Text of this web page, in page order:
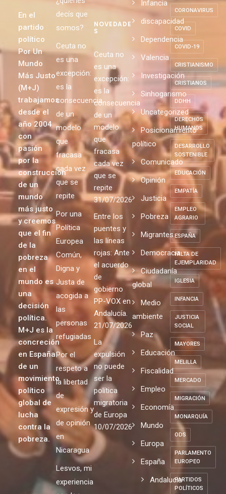
M+J
En el
partido
político
Por Un
Mundo
Más Justo
(M+J)
trabajamos
desde el
año 2004
con
pasión
por la
construcción
de un
mundo
más justo
y creemos
que el fin
de la
pobreza
mundo es
una
decisión
política.
M+J es la
concreción
en España
de un
movimiento
político
global de
lucha
pobreza.
vosotros,
¿quiénes
somos?
es una
consecuencia
de un
modelo
fracasa
cada vez
que se
repite
Por una
Política
Europea
Común,
Digna y
Justa de
acogida a
las
personas
refugiadas
Por el
respeto a
la libertad
de
expresión y
de opinión
Nicaragua
Lesvos, mi
S
Ceuta no
es una
excepción:
es la
consecuencia
de un
modelo
que
fracasa
cada vez
que se
repite
31/07/2026
Entre los
puentes y
las líneas
rojas: Ante
el acuerdo
de
gobierno
PP-VOX en
Andalucía.
21/07/2026
La
expulsión
no puede
ser la
política
migratoria
de Europa
10/07/2026
Mujer
Infancia
discapacidad
Dependencia
Valencia
Investigación
Sinhogarismo
Uncategorized
Posicionamiento
político
Comunicado
Opinión
Justicia
Pobreza
Migrantes
Democracia
Ciudadanía
global
ambiente
Paz
Educación
Fiscalidad
Empleo
Economía
Mundo
Europa
España
COOPERACIÓN
INTERNACIONAL
CORONAVIRUS
COVID
COVID-19
CRISTIANISMO
CRISTIANOS
DDHH
DERECHOS
HUMANOS
DESARROLLO
SOSTENIBLE
EDUCACIÓN
EMPATÍA
EMPLEO
AGRARIO
ESPAÑA
FALTA DE
EJEMPLARIDAD
IGLESIA
INFANCIA
JUSTICIA
SOCIAL
MAYORES
MELILLA
MERCADO
MIGRACIÓN
MONARQUÍA
ODS
PARLAMENTO
EUROPEO